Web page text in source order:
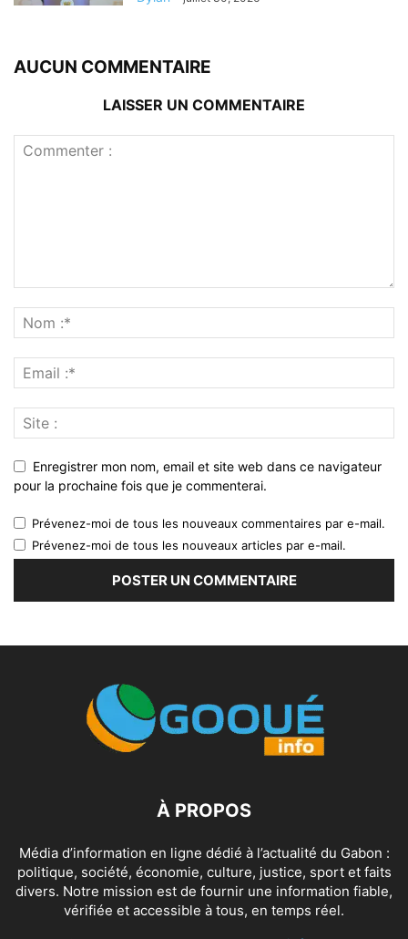
AUCUN COMMENTAIRE
LAISSER UN COMMENTAIRE
Enregistrer mon nom, email et site web dans ce navigateur
pour la prochaine fois que je commenterai.
Prévenez-moi de tous les nouveaux commentaires par e-mail.
Prévenez-moi de tous les nouveaux articles par e-mail.
À PROPOS
Média d’information en ligne dédié à l’actualité du Gabon :
politique, société, économie, culture, justice, sport et faits
divers. Notre mission est de fournir une information fiable,
vérifiée et accessible à tous, en temps réel.